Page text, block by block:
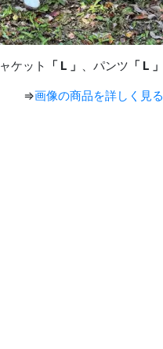
ケット 「 L 」 、パンツ 「 L 」
⇒画像の商品を詳しく見る